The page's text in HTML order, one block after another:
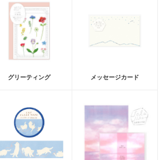
グリーティング メッセージカード